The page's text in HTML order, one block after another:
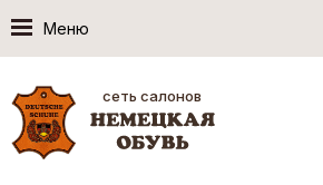
Меню
сеть салонов